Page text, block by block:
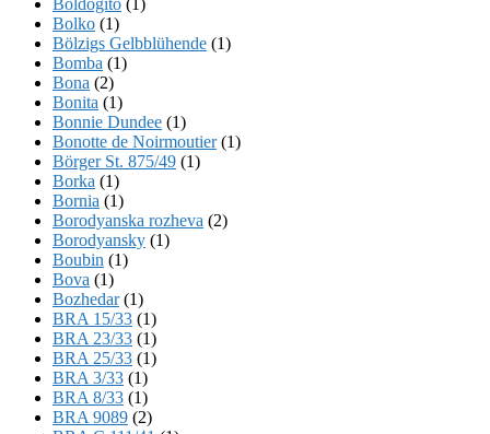
Bolko (1)
Bölzigs Gelbblühende (1)
Bomba (1)
Bona (2)
Bonita (1)
Bonnie Dundee (1)
Bonotte de Noirmoutier(1)
Börger St. 875/49 (1)
Borka (1)
Bornia (1)
Borodyanska rozheva (2)
Borodyansky (1)
Boubin (1)
Bova (1)
Bozhedar(1)
BRA 15/33 (1)
BRA 23/33 (1)
BRA 25/33 (1)
BRA 3/33 (1)
BRA 8/33 (1)
BRA 9089 (2)